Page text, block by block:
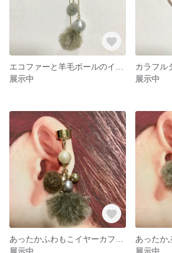
展示中
展示中
展示中
展示中